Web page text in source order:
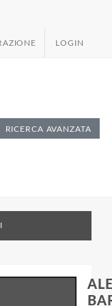
LOGIN
RICERCA AVANZATA